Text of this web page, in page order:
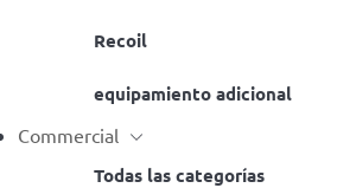
Recoil
equipamiento adicional
Commercial
Todas las categorías